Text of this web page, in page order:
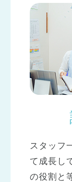
スタッフ
て成長し
の役割と